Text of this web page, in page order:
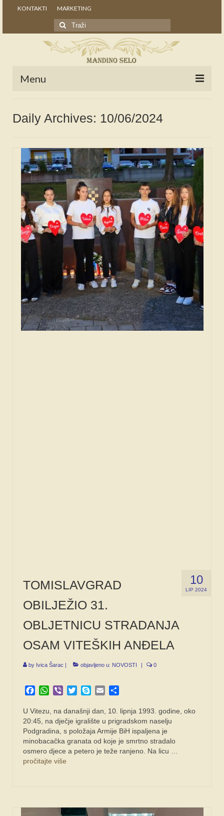
KONTAKTI MARKETING
Search
for:
Menu
NOVOSTI
STALNE RUBRIKE
NAŠA BAŠTINA
IZ ARHIVE
NAJAVE
SPONZORI
FORUM
Daily Archives: 10/06/2024
10
LIP 2024
TOMISLAVGRAD
OBILJEŽIO 31.
OBLJETNICU STRADANJA
OSAM VITEŠKIH ANĐELA
by Ivica Šarac objavljeno u: NOVOSTI 0
Facebook
WhatsApp
Viber TwitterSkypeEmail
U Vitezu, na današnji dan, 10. lipnja 1993. godine, oko
20:45, na dječje igralište u prigradskom naselju
Podgradina, s položaja Armije BiH ispaljena je
minobacačka granata od koje je smrtno stradalo
osmero djece a petero je teže ranjeno. Na licu …
pročitajte više